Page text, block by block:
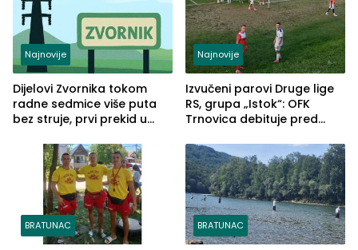
Najnovije
Dijelovi Zvornika tokom
radne sedmice više puta
bez struje, prvi prekid u
Najnovije
Izvučeni parovi Druge lige
RS, grupa „Istok“: OFK
Trnovica debituje pred
Drine HE
BRATUNAC BRATUNAC